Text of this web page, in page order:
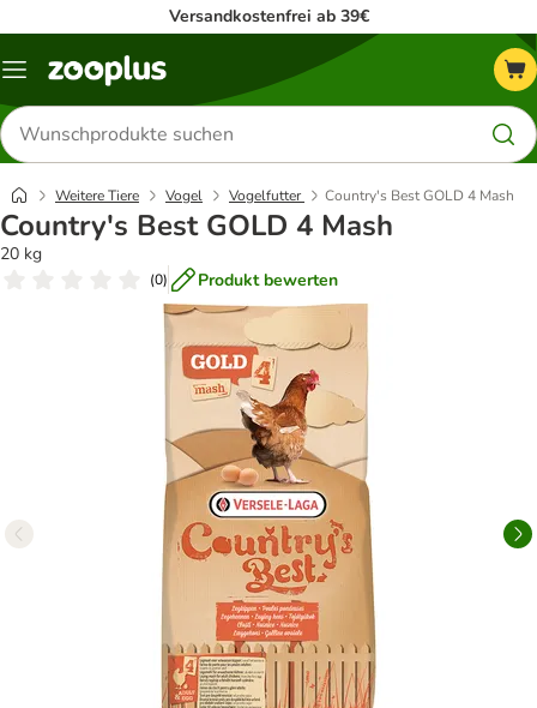
Versandkostenfrei ab 39€
Menü
Produkte
suchen
Weitere Tiere Vogel Vogelfutter Country's Best GOLD 4 Mash
Country's Best GOLD 4 Mash
20 kg
(0) Produkt bewerten